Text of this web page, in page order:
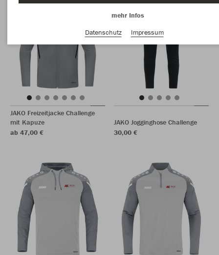
JAKO Freizeitjacke Challenge
mit Kapuze
ab 47,00 €
JAKO Jogginghose Challenge
30,00 €
mehr Infos
Datenschutz
Impressum